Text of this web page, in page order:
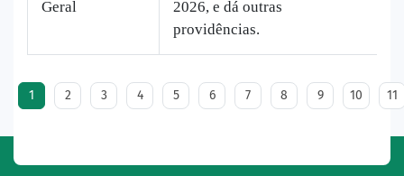
Geral
2026, e dá outras
providências.
1 2 3 4 5 6 7 8 9 10 11